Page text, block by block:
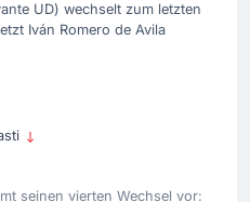
UD) wechselt zum letzten
Iván Romero de Avila
seinen vierten Wechsel vor: